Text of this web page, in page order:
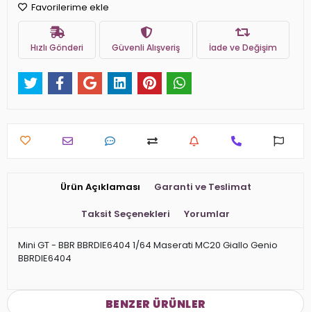
Favorilerime ekle
Hızlı Gönderi Güvenli Alışveriş İade ve Değişim
Ürün Açıklaması Garanti ve Teslimat
Taksit Seçenekleri Yorumlar
Mini GT - BBR BBRDIE6404 1/64 Maserati MC20 Giallo Genio
BBRDIE6404
BENZER ÜRÜNLER